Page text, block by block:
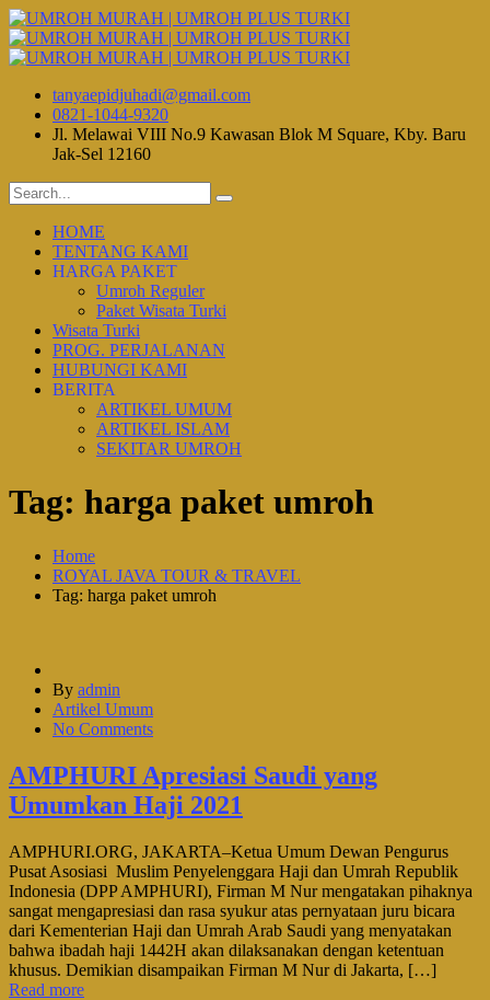
tanyaepidjuhadi@gmail.com
0821-1044-9320
Jl. Melawai VIII No.9 Kawasan Blok M Square, Kby. Baru
Jak-Sel 12160
HOME
TENTANG KAMI
HARGA PAKET
Umroh Reguler
Paket Wisata Turki
Wisata Turki
PROG. PERJALANAN
HUBUNGI KAMI
BERITA
ARTIKEL UMUM
ARTIKEL ISLAM
SEKITAR UMROH
Tag: harga paket umroh
Home
ROYAL JAVA TOUR & TRAVEL
Tag: harga paket umroh
By admin
Artikel Umum
No Comments
AMPHURI Apresiasi Saudi yang
Umumkan Haji 2021
AMPHURI.ORG, JAKARTA–Ketua Umum Dewan Pengurus
Pusat Asosiasi Muslim Penyelenggara Haji dan Umrah Republik
Indonesia (DPP AMPHURI), Firman M Nur mengatakan pihaknya
sangat mengapresiasi dan rasa syukur atas pernyataan juru bicara
dari Kementerian Haji dan Umrah Arab Saudi yang menyatakan
bahwa ibadah haji 1442H akan dilaksanakan dengan ketentuan
khusus. Demikian disampaikan Firman M Nur di Jakarta, […]
Read more